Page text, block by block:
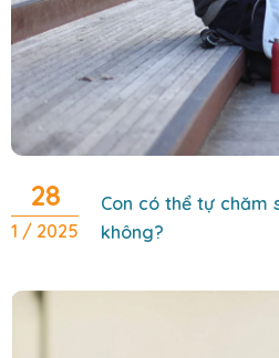
28
1 / 2025
Con có thể tự chăm
không?